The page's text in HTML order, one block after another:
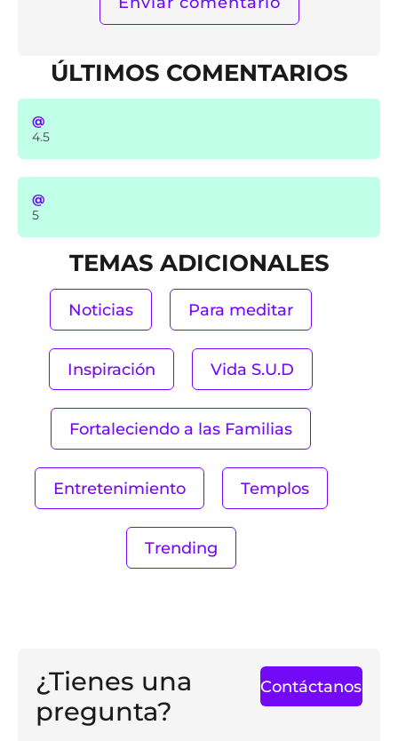
ÚLTIMOS COMENTARIOS
@
4.5
@
5
TEMAS ADICIONALES
Noticias Para meditar
Inspiración Vida S.U.D
Fortaleciendo a las Familias
Entretenimiento Templos
Trending
¿Tienes una
pregunta?
Contáctanos